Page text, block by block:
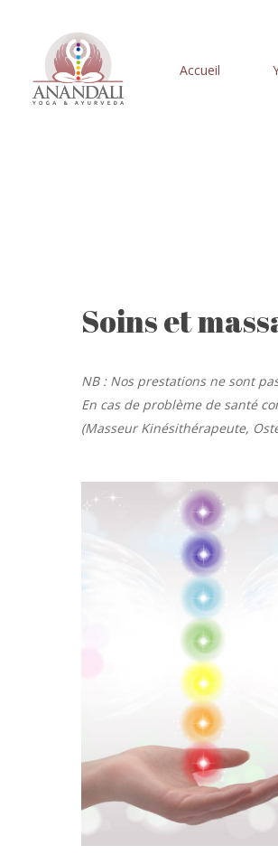
content
Hit enter to search or ESC to close
Accueil
Soins et
NB : Nos prestations ne sont
En cas de problème de santé
(Masseur Kinésithérapeute,